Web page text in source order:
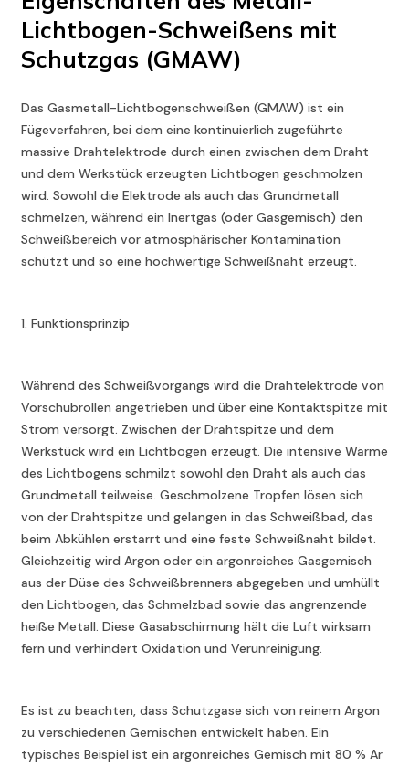
Lichtbogen-Schweißens mit
Schutzgas (GMAW)
Das Gasmetall-Lichtbogenschweißen (GMAW) ist ein
Fügeverfahren, bei dem eine kontinuierlich zugeführte
massive Drahtelektrode durch einen zwischen dem Draht
und dem Werkstück erzeugten Lichtbogen geschmolzen
wird. Sowohl die Elektrode als auch das Grundmetall
schmelzen, während ein Inertgas (oder Gasgemisch) den
Schweißbereich vor atmosphärischer Kontamination
schützt und so eine hochwertige Schweißnaht erzeugt.
1. Funktionsprinzip
Während des Schweißvorgangs wird die Drahtelektrode von
Vorschubrollen angetrieben und über eine Kontaktspitze mit
Strom versorgt. Zwischen der Drahtspitze und dem
Werkstück wird ein Lichtbogen erzeugt. Die intensive Wärme
des Lichtbogens schmilzt sowohl den Draht als auch das
Grundmetall teilweise. Geschmolzene Tropfen lösen sich
von der Drahtspitze und gelangen in das Schweißbad, das
beim Abkühlen erstarrt und eine feste Schweißnaht bildet.
Gleichzeitig wird Argon oder ein argonreiches Gasgemisch
aus der Düse des Schweißbrenners abgegeben und umhüllt
den Lichtbogen, das Schmelzbad sowie das angrenzende
heiße Metall. Diese Gasabschirmung hält die Luft wirksam
fern und verhindert Oxidation und Verunreinigung.
Es ist zu beachten, dass Schutzgase sich von reinem Argon
zu verschiedenen Gemischen entwickelt haben. Ein
typisches Beispiel ist ein argonreiches Gemisch mit 80 % Ar